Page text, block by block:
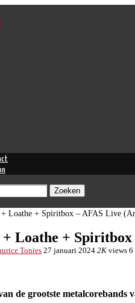
Zoeken
Loathe + Spiritbox – AFAS Live
Loathe +
Tonies 27 januari 2024 2K views 6
de grootste